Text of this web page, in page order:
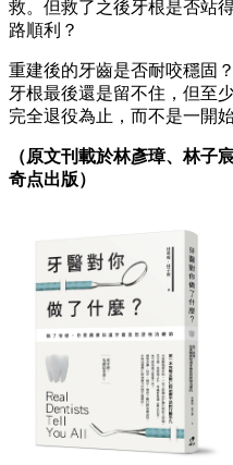
救。但救了之後牙根是否站
路順利？
重建後的牙齒是否耐咬穩固
牙根最後還是留不住，但至
完全退役為止，而不是一開
（原文刊載於林彥璋、林子
奇点出版）